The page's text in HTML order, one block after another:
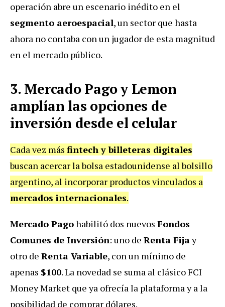
operación abre un escenario inédito en el
segmento aeroespacial, un sector que hasta
ahora no contaba con un jugador de esta magnitud
en el mercado público.
3. Mercado Pago y Lemon
amplían las opciones de
inversión desde el celular
Cada vez más fintech y billeteras digitales
buscan acercar la bolsa estadounidense al bolsillo
argentino, al incorporar productos vinculados a
mercados internacionales.
Mercado Pagohabilitó dos nuevos Fondos
Comunes de Inversión: uno de Renta Fijay
otro de Renta Variable, con un mínimo de
apenas $100. La novedad se suma al clásico FCI
Money Market que ya ofrecía la plataforma y a la
posibilidad de comprar dólares.